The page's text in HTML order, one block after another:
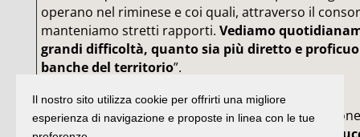
operano nel riminese e coi quali, attraverso il
manteniamo stretti rapporti. Vediamo
grandi difficoltà, quanto sia più diretto e
banche del territorio”.
Quella dell’autonomia di Banca Carim è
Il nostro sito utilizza cookie per offrirti una migliore
esperienza di navigazione e proposte in linea con le tue